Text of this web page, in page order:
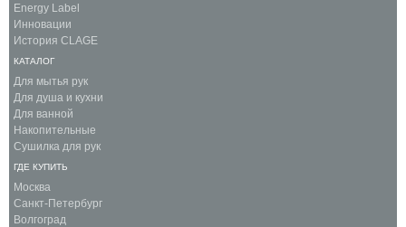
Energy Label
Инновации
История CLAGE
КАТАЛОГ
Для мытья рук
Для душа и кухни
Для ванной
Накопительные
Сушилка для рук
ГДЕ КУПИТЬ
Москва
Санкт-Петербург
Волгоград